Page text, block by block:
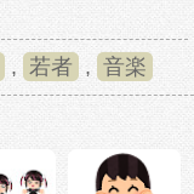
, 若者 , 音楽